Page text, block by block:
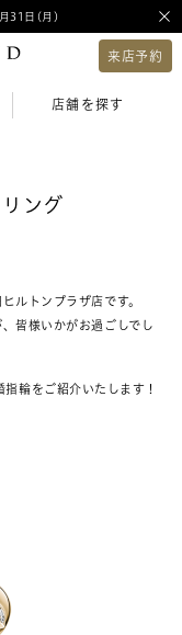
31日(月)
来店予約
店舗を探す
ング
ルトンプラザ店です。
皆様いかがお過ごしでし
輪をご紹介いたします！